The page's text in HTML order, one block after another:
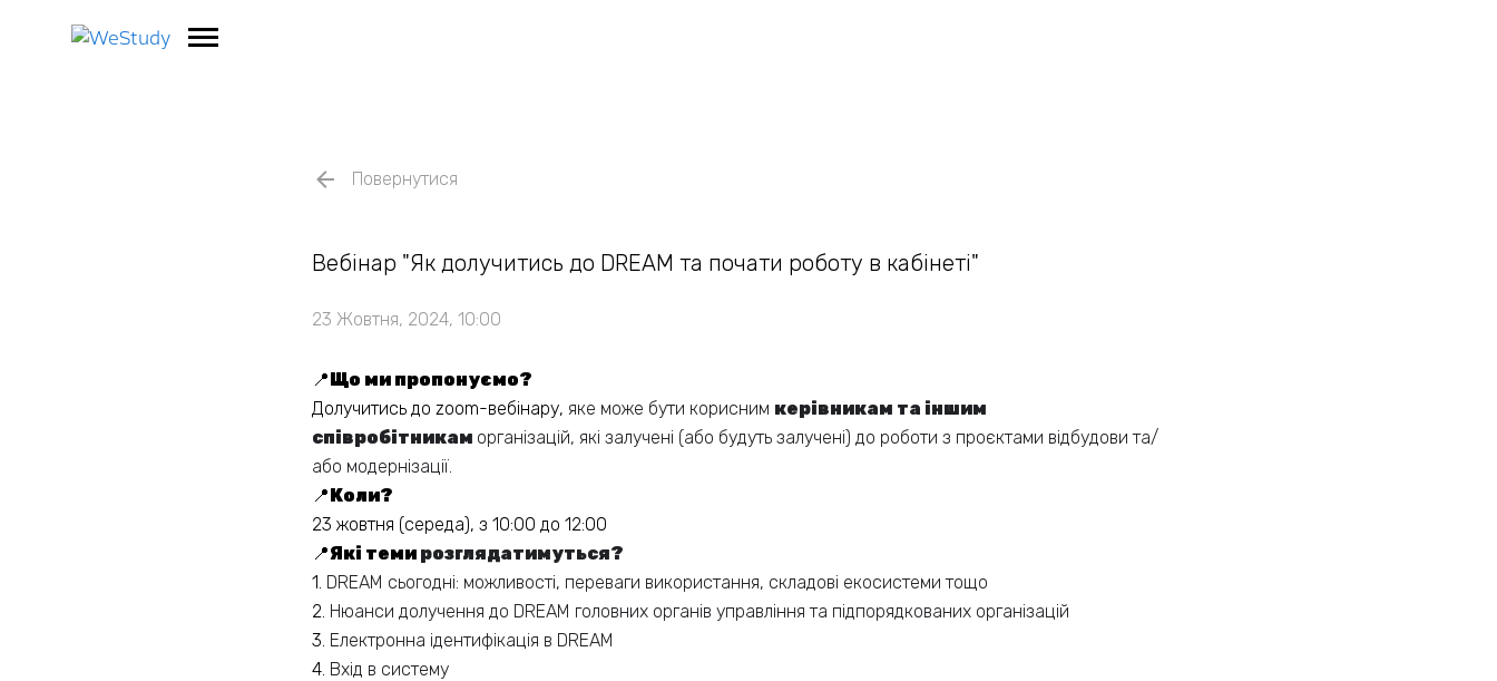
Повернутися
Вебінар "Як долучитись до DREAM та почати роботу в кабінеті"
23 Жовтня, 2024, 10:00
📍Що ми пропонуємо?
Долучитись до zoom-вебінару, яке може бути корисним керівникам та іншим
співробітникам організацій, які залучені (або будуть залучені) до роботи з проєктами відбудови та/
або модернізації.
📍Коли?
23 жовтня (середа), з 10:00 до 12:00
📍Які теми розглядатимуться?
1. DREAM сьогодні: можливості, переваги використання, складові екосистеми тощо
2. Нюанси долучення до DREAM головних органів управління та підпорядкованих організацій
3. Електронна ідентифікація в DREAM
4. Вхід в систему